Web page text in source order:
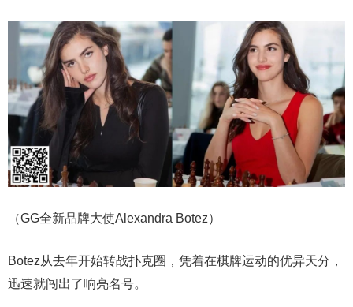
（GG全新品牌大使Alexandra Botez）
Botez从去年开始转战扑克圈，凭着在棋牌运动的优异天分，
迅速就闯出了响亮名号。